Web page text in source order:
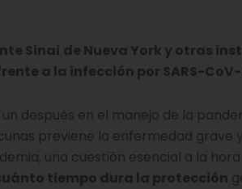
Sinaí de Nueva York y otras
a la infección por SARS-CoV-
después en el manejo de la
previene la enfermedad grave
una cuestión esencial a la
tiempo dura la protección